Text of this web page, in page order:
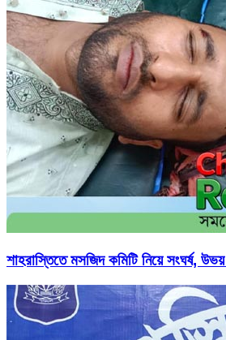
শাহরাস্তিতে মসজিদ কমিটি নিয়ে সংঘর্ষ,